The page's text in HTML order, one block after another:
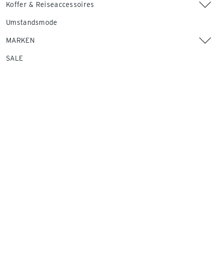
Koffer & Reiseaccessoires
Umstandsmode
MARKEN
SALE